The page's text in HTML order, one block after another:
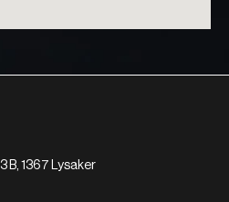
B, 1367 Lysaker